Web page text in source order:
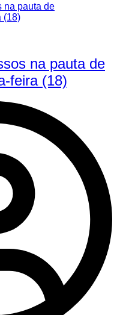
na pauta de
feira (18)